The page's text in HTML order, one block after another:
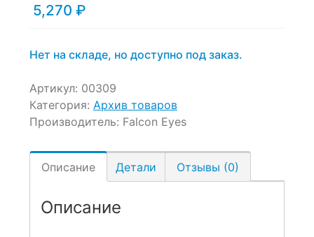
on
customer
5,270 ₽
Нет на складе, но доступно под заказ.
Артикул: 00309
Категория: Архив товаров
Производитель: Falcon Eyes
Описание Детали Отзывы (0)
Описание